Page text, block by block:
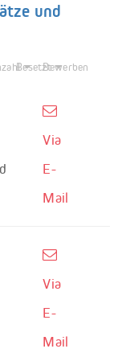
und
BesetztBewerben
Via
E-
Mail
Via
E-
Mail